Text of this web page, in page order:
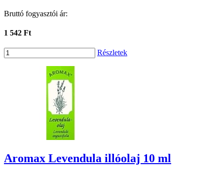
Bruttó fogyasztói ár:
1 542 Ft
Részletek
Aromax Levendula illóolaj 10 ml